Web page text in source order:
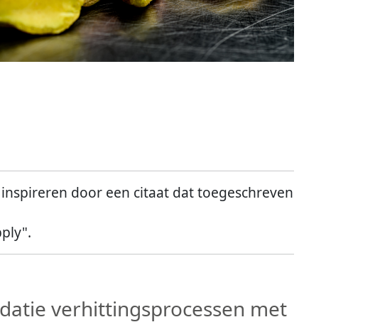
door een citaat dat toegeschreven
verhittingsprocessen met